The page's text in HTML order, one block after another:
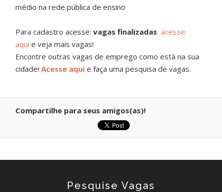
médio na rede pública de ensino
Para cadastro acesse:vagas finalizadas acesse
aqui e veja mais vagas!
Encontre outras vagas de emprego como está na sua
cidade!Acesse aqui e faça uma pesquisa de vagas.
Compartilhe para seus amigos(as)!
Pesquise Vagas